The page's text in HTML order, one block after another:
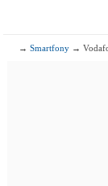
→Smartfony →